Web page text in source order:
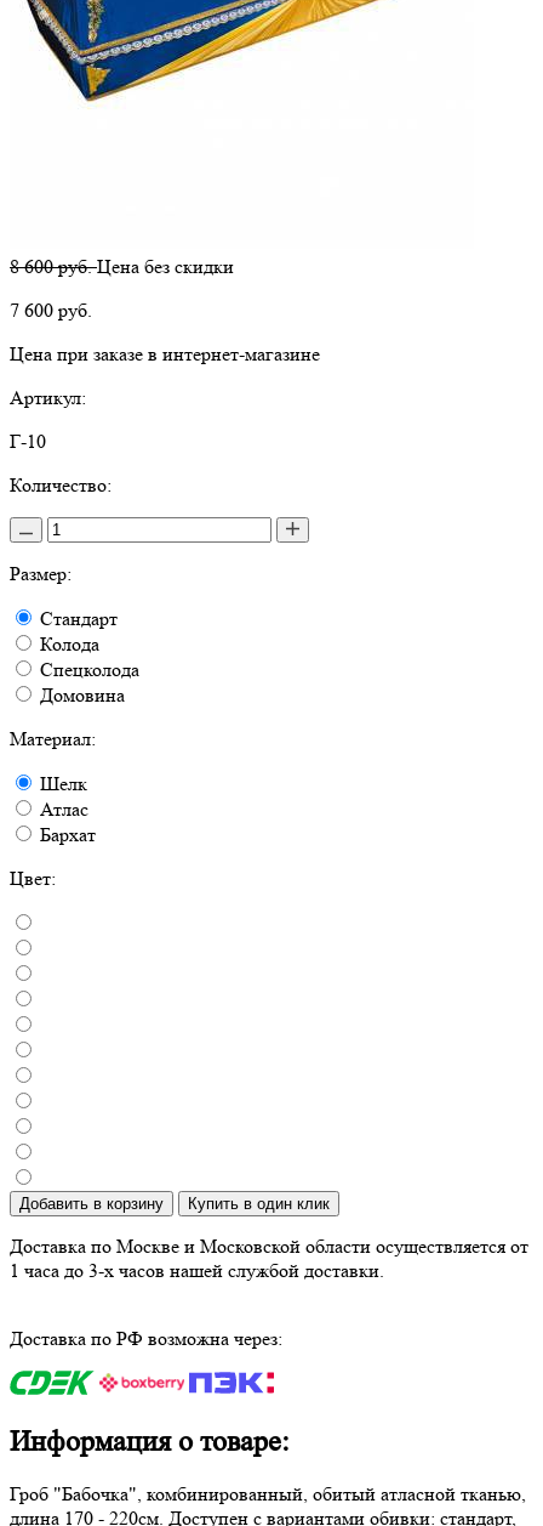
8 600 руб.Цена без скидки
7 600 руб.
Цена при заказе в интернет-магазине
Артикул:
Г-10
Количество:
Размер:
Стандарт
Колода
Спецколода
Домовина
Материал:
Шелк
Атлас
Бархат
Цвет:
Добавить в корзину Купить в один клик
Доставка по Москве и Московской области осуществляется от
1 часа до 3-х часов нашей службой доставки.
Доставка по РФ возможна через:
Информация о товаре:
Гроб "Бабочка", комбинированный, обитый атласной тканью,
длина 170 - 220см. Доступен с вариантами обивки: стандарт,